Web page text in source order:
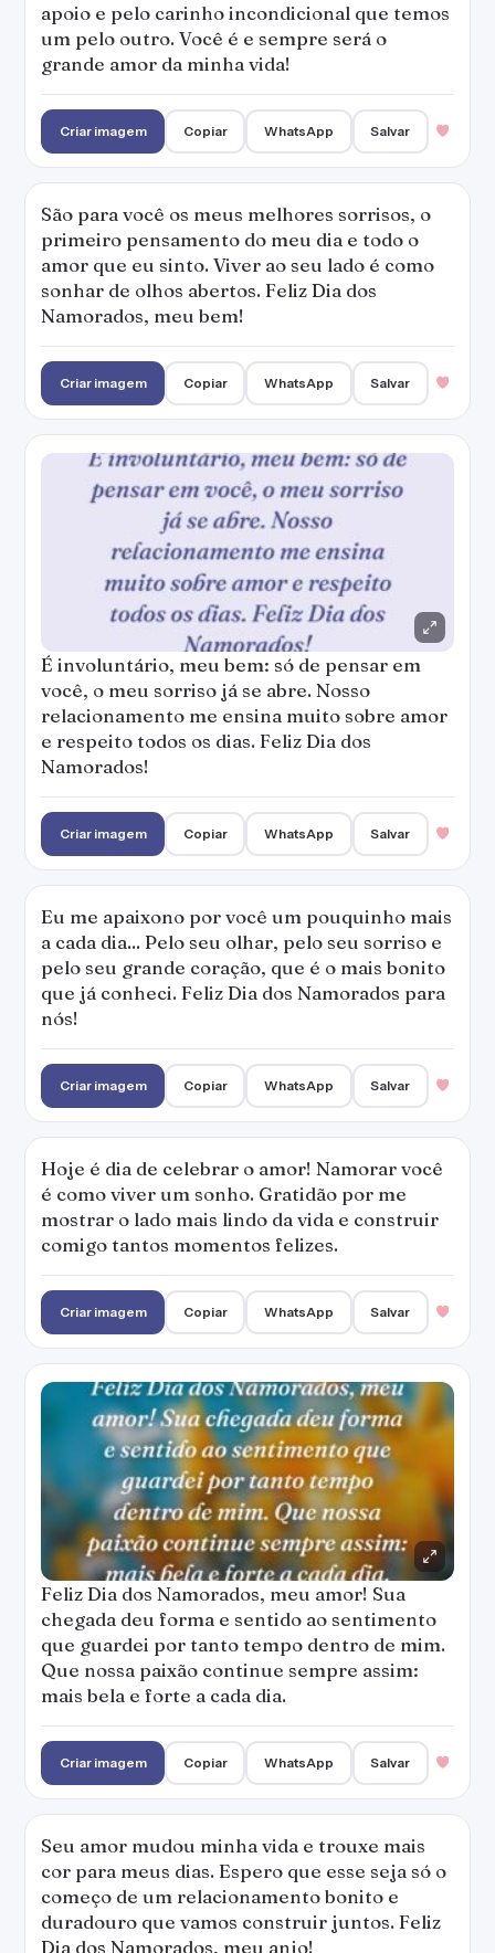
apoio e pelo carinho incondicional que temos
um pelo outro. Você é e sempre será o
grande amor da minha vida!
Criar imagem Copiar WhatsApp Salvar
São para você os meus melhores sorrisos, o
primeiro pensamento do meu dia e todo o
amor que eu sinto. Viver ao seu lado é como
sonhar de olhos abertos. Feliz Dia dos
Namorados, meu bem!
Criar imagem Copiar WhatsApp Salvar
É involuntário, meu bem: só de pensar em
você, o meu sorriso já se abre. Nosso
relacionamento me ensina muito sobre amor
e respeito todos os dias. Feliz Dia dos
Namorados!
Criar imagem Copiar WhatsApp Salvar
Eu me apaixono por você um pouquinho mais
a cada dia... Pelo seu olhar, pelo seu sorriso e
pelo seu grande coração, que é o mais bonito
que já conheci. Feliz Dia dos Namorados para
nós!
Criar imagem Copiar WhatsApp Salvar
Hoje é dia de celebrar o amor! Namorar você
é como viver um sonho. Gratidão por me
mostrar o lado mais lindo da vida e construir
comigo tantos momentos felizes.
Criar imagem Copiar WhatsApp Salvar
Feliz Dia dos Namorados, meu amor! Sua
chegada deu forma e sentido ao sentimento
que guardei por tanto tempo dentro de mim.
Que nossa paixão continue sempre assim:
mais bela e forte a cada dia.
Criar imagem Copiar WhatsApp Salvar
Seu amor mudou minha vida e trouxe mais
cor para meus dias. Espero que esse seja só o
começo de um relacionamento bonito e
duradouro que vamos construir juntos. Feliz
Dia dos Namorados, meu anjo!